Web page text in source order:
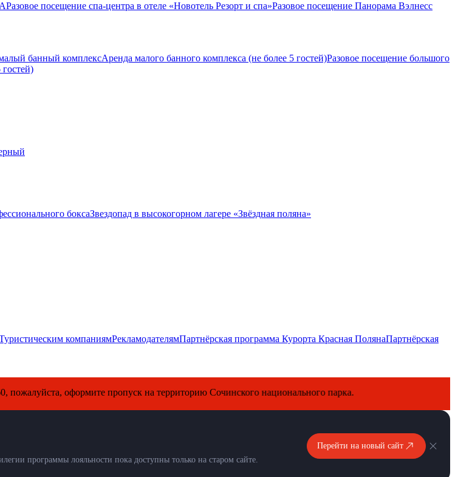
Разовое посещение спа-центра в отеле «Новотель Резорт и спа»Разовое посещение Панорама Вэлнесс
банный комплексАренда малого банного комплекса (не более 5 гостей)Разовое посещение большого
боксаЗвездопад в высокогорном лагере «Звёздная поляна»
компаниямРекламодателямПартнёрская программа Курорта Красная ПолянаПартнёрская
оформите пропуск на территорию Сочинского национального парка.
программы лояльности пока доступны только на старом сайте.
Перейти на новый сайт